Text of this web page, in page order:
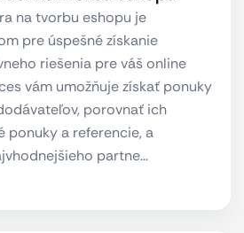
na tvorbu eshopu je
pre úspešné získanie
riešenia pre váš online
vám umožňuje získať ponuky
porovnať ich
ponuky a referencie, a
partne…